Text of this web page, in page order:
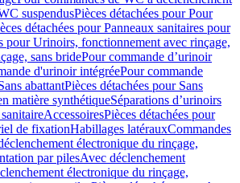
suspendusPièces détachées pour Pour
détachées pour Panneaux sanitaires pour
pour Urinoirs, fonctionnement avec rinçage,
sans bridePour commande d’urinoir
d'urinoir intégréePour commande
abattantPièces détachées pour Sans
matière synthétiqueSéparations d’urinoirs
AccessoiresPièces détachées pour
de fixationHabillages latérauxCommandes
électronique du rinçage,
par pilesAvec déclenchement
électronique du rinçage,